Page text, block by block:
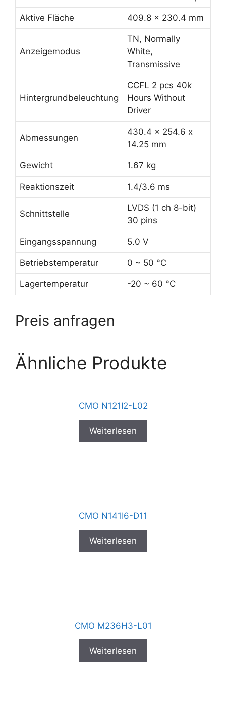
Aktive Fläche 409.8 x 230.4 mm
Anzeigemodus
TN, Normally
White,
Transmissive
Hintergrundbeleuchtung
CCFL 2 pcs 40k
Hours Without
Driver
Abmessungen
430.4 x 254.6 x
14.25 mm
Gewicht 1.67 kg
Reaktionszeit 1.4/3.6 ms
Schnittstelle
LVDS (1 ch 8-bit)
30 pins
Eingangsspannung 5.0 V
Betriebstemperatur 0 ~ 50 °C
Lagertemperatur -20 ~ 60 °C
Preis anfragen
Ähnliche Produkte
CMO N121I2-L02
Weiterlesen
CMO N141I6-D11
Weiterlesen
CMO M236H3-L01
Weiterlesen